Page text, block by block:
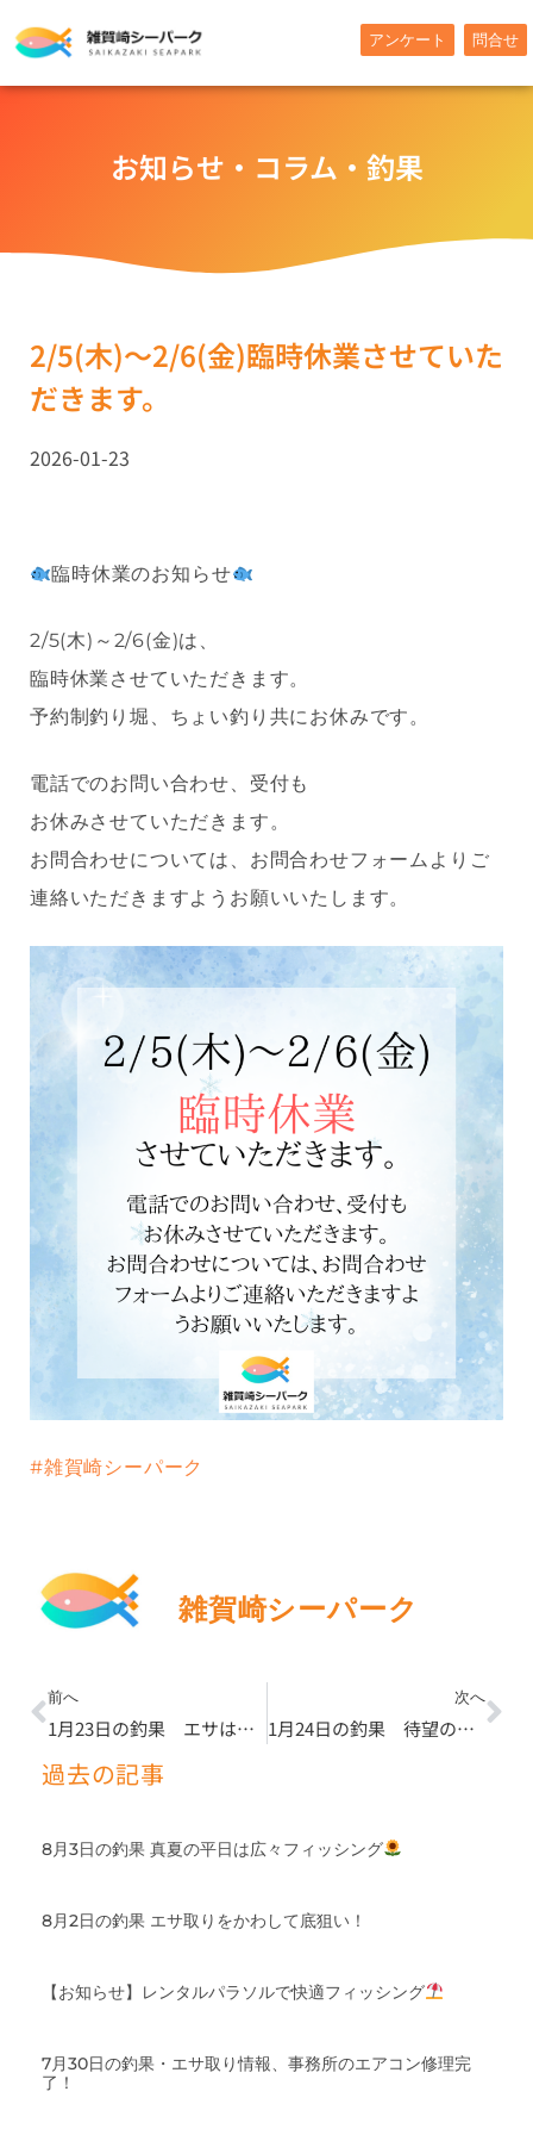
容
アンケート 問合せ
お知らせ・コラム・釣果
2/5(木)～2/6(金)臨時休業させていた
だきます。
2026-01-23
臨時休業のお知らせ
2/5(木)～2/6(金)は、
臨時休業させていただきます。
予約制釣り堀、ちょい釣り共にお休みです。
電話でのお問い合わせ、受付も
お休みさせていただきます。
お問合わせについては、お問合わせフォームよりご
連絡いただきますようお願いいたします。
#雑賀崎シーパーク
雑賀崎シーパーク
Prev
前へ
1月23日の釣果 エサは豊富に持ってその日のアタリを探って
次へ
1月24日の釣果 待望のサーモン放流スタート
過去の記事
8月3日の釣果 真夏の平日は広々フィッシング
8月2日の釣果 エサ取りをかわして底狙い！
【お知らせ】レンタルパラソルで快適フィッシング
7月30日の釣果・エサ取り情報、事務所のエアコン修理完
了！